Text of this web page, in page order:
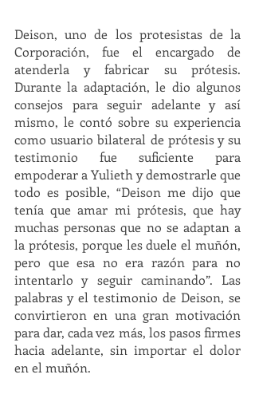
Deison, uno de los protesistas de la
Corporación, fue el encargado de
atenderla y fabricar su prótesis.
Durante la adaptación, le dio algunos
consejos para seguir adelante y así
mismo, le contó sobre su experiencia
como usuario bilateral de prótesis y su
testimonio fue suficiente para
empoderar a Yulieth y demostrarle que
todo es posible, “Deison me dijo que
tenía que amar mi prótesis, que hay
muchas personas que no se adaptan a
la prótesis, porque les duele el muñón,
pero que esa no era razón para no
intentarlo y seguir caminando”. Las
palabras y el testimonio de Deison, se
convirtieron en una gran motivación
para dar, cada vez más, los pasos firmes
hacia adelante, sin importar el dolor
en el muñón.